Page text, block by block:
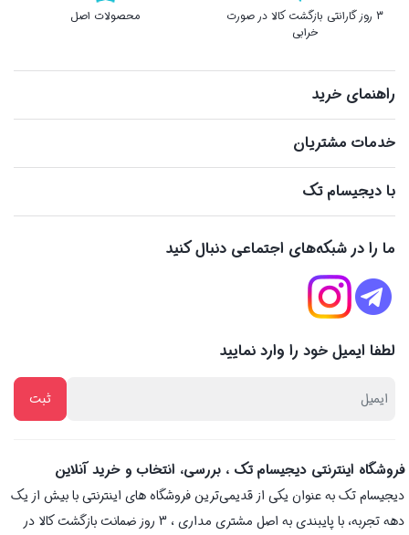
3 روز گارانتی بازگشت کالا در صورت
خرابی
محصولات اصل
راهنمای خرید
خدمات مشتریان
با دیجیسام تک
ما را در شبکه‌های اجتماعی دنبال کنید
لطفا ایمیل خود را وارد نمایید
فروشگاه اینترنتی دیجیسام تک ، بررسی، انتخاب و خرید آنلاین
دیجیسام تک به عنوان یکی از قدیمی‌ترین فروشگاه های اینترنتی با بیش از یک
دهه تجربه، با پایبندی به اصل مشتری مداری ، 3 روز ضمانت بازگشت کالا در